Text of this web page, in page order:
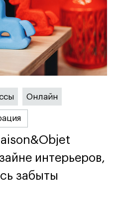
info@britishdesign.ru
info@britishdesign.ru
Адрес на карте
Адрес на карте
Онлайн
интерьеров,
забыты
интерьеров,
забыты